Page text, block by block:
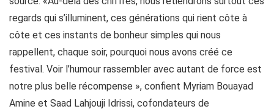
regards qui s’illuminent, ces générations qui rient côte à
côte et ces instants de bonheur simples qui nous
rappellent, chaque soir, pourquoi nous avons créé ce
festival. Voir l’humour rassembler avec autant de force est
notre plus belle récompense », confient Myriam Bouayad
Amine et Saad Lahjouji Idrissi, cofondateurs de